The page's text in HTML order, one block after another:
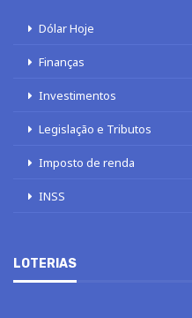
Dólar Hoje
Finanças
Investimentos
Legislação e Tributos
Imposto de renda
INSS
LOTERIAS